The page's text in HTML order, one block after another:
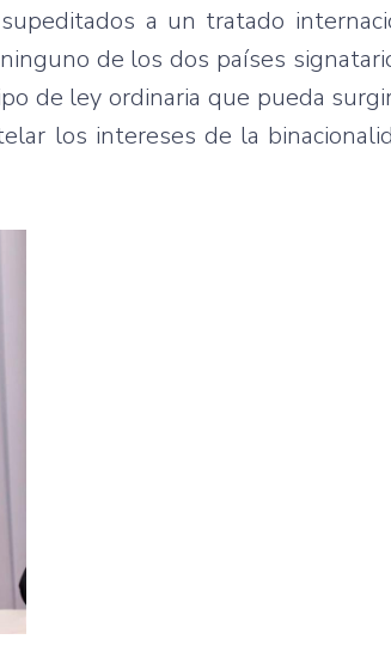
a un tratado
de los dos países
de ley ordinaria que pueda
los intereses de la